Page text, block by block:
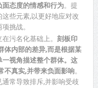
态度的情感和行为。提
些元素,以更好地应对改
挑战。
污名化基础上。 刻板印
体内部的差异,而是根据某
视角描述整个群体。这
不真实,并带来负面影响。
常导致排斥,并影响受歧